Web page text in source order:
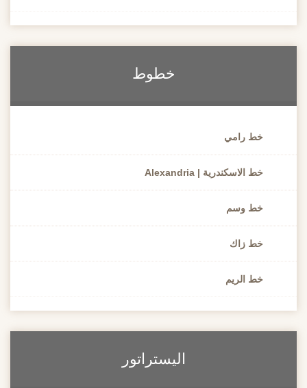
خطوط
خط رامي
خط الاسكندرية | Alexandria
خط وسم
خط زاك
خط الريم
اليستراتور